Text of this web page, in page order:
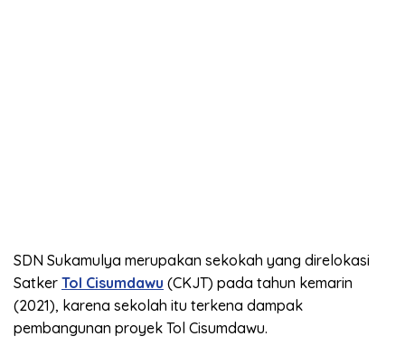
SDN Sukamulya merupakan sekokah yang direlokasi
Satker Tol Cisumdawu (CKJT) pada tahun kemarin
(2021), karena sekolah itu terkena dampak
pembangunan proyek Tol Cisumdawu.